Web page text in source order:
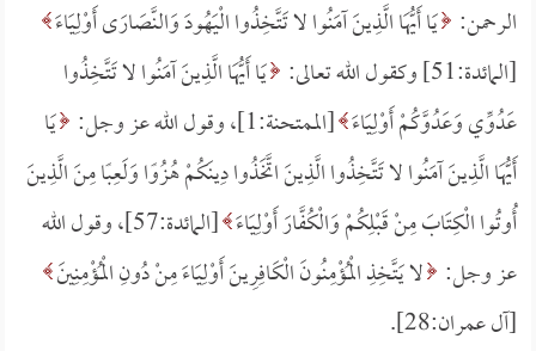
الرحمن: يَا أَيُّهَا الَّذِينَ آمَنُوا لا تَتَّخِذُوا الْيَهُودَ وَالنَّصَارَى أَوْلِيَاءَ
[المائدة:51] وكقول الله تعالى:
يَا أَيُّهَا الَّذِينَ آمَنُوا لا تَتَّخِذُوا
عَدُوِّي وَعَدُوَّكُمْ أَوْلِيَاءَ [الممتحنة:1]، وقول الله عز وجل:
يَا
أَيُّهَا الَّذِينَ آمَنُوا لا تَتَّخِذُوا الَّذِينَ اتَّخَذُوا دِينَكُمْ هُزُوًا وَلَعِبًا مِنَ الَّذِينَ
أُوتُوا الْكِتَابَ مِنْ قَبْلِكُمْ وَالْكُفَّارَ أَوْلِيَاءَ
[المائدة:57]، وقول الله
عز وجل: لا يَتَّخِذِ الْمُؤْمِنُونَ الْكَافِرِينَ أَوْلِيَاءَ مِنْ دُونِ الْمُؤْمِنِينَ
[آل عمران:28].